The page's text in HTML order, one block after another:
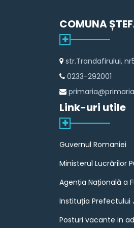
COMUNA
str.Trandafirului,
0233-292001
Link-uri utile
Guvernul Romaniei
Ministerul Lucrărilor
Agenția Națională a
Instituția Prefectului
Posturi vacante in